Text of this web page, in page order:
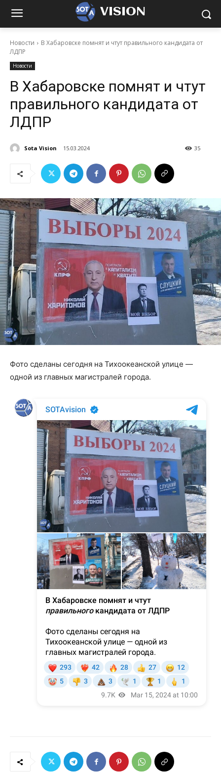
VISION
Новости
В Хабаровске помнят и чтут правильного кандидата от
ЛДПР
Новости
В Хабаровске помнят и чтут
правильного кандидата от
ЛДПР
Sota Vision 15.03.2024 35
Фото сделаны сегодня на Тихоокеанской улице —
одной из главных магистралей города.